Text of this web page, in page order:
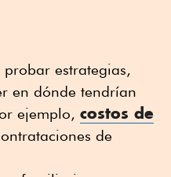
probar estrategias,
en dónde tendrían
ejemplo, costos de
de